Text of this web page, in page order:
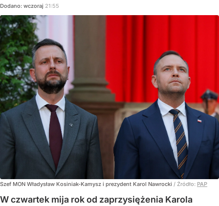
Dodano: wczoraj 21:55
Szef MON Władysław Kosiniak-Kamysz i prezydent Karol Nawrocki / Źródło: PAP
W czwartek mija rok od zaprzysiężenia Karola